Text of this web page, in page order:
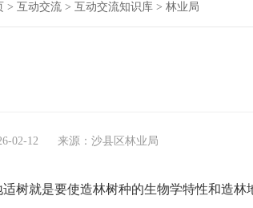
> 互动交流 > 互动交流知识库 > 林业局
02-12 来源：沙县区林业局
就是要使造林树种的生物学特性和造林